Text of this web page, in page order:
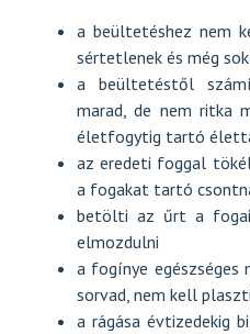
a beültetéshez nem
sértetlenek és még
a beültetéstől
marad, de nem ritka
életfogytig tartó
az eredeti foggal
a fogakat tartó
betölti az űrt a
elmozdulni
a fogínye egészséges
sorvad, nem kell
a rágása